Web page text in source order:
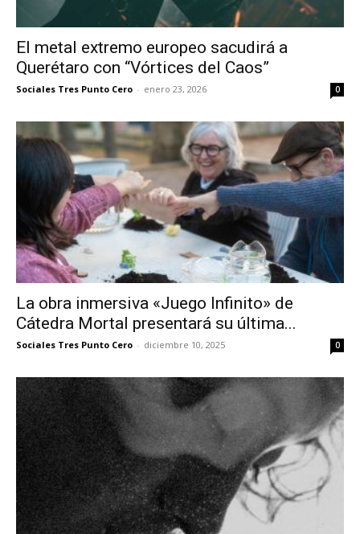
El metal extremo europeo sacudirá a
Querétaro con “Vórtices del Caos”
Sociales Tres Punto Cero - enero 23, 2026 0
La obra inmersiva «Juego Infinito» de
Cátedra Mortal presentará su última...
Sociales Tres Punto Cero - diciembre 10, 2025 0